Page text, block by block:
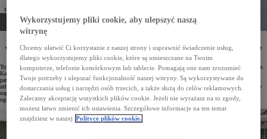
wykorzystanie niezawodnych nisko- i bezemisyjnych rozwiązań, firma udostępnia swoje patenty bez
opłat oraz oferuje innym producentom dodatkowe wsparcie.
Toyota ma ugruntowaną pozycję jednego z najbardziej innowacyjnych koncernów motoryzacyjnych na świecie.
Każdego roku inwestuje około 32,3 mld zł w badania i rozwój oraz składa blisko 15 tysięcy wniosków
patentowych w Japonii i poza jej granicami, z czego znaczną część stanowią zgłoszenia dotyczące technologii
zelektryfikowanych. Marka od ponad 30 lat rozwija elektromobilność, a jej oferta obejmuje wszystkie rodzaje
napędów – pełne hybrydy, hybrydy plug-in, auta elektryczne na baterie i modele zasilane wodorowymi
ogniwami paliwowymi.
Wykorzystujemy pliki cookie, aby ulepszyć naszą
witrynę
Chcemy ułatwić Ci korzystanie z naszej strony i usprawnić świadczenie usług,
dlatego wykorzystujemy pliki cookie, które są umieszczane na Twoim
komputerze, telefonie komórkowym lub tablecie. Pomagają one nam zrozumieć
Twoje potrzeby i ulepszać funkcjonalność naszej witryny. Są wykorzystywane do
dostarczania usług i narzędzi osób trzecich, a także służą do celów reklamowych.
Zalecamy akceptację wszystkich plików cookie. Jeżeli nie wyrażasz na to zgody,
możesz łatwo zmienić ich ustawienia. Szczegółowe informacje na ten temat
znajdziesz w naszej Polityce plików cookie.